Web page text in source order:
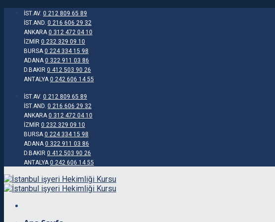
content
İST.AV. 0 212 809 65 89
İST.AND. 0 216 606 29 32
ANKARA0 312 472 04 10
İZMİR 0 232 329 09 10
BURSA0 224 334 15 98
ADANA0 322 911 03 86
D.BAKIR 0 412 503 90 26
ANTALYA0 242 606 14 55
İST.AV. 0 212 809 65 89
İST.AND. 0 216 606 29 32
ANKARA0 312 472 04 10
İZMİR 0 232 329 09 10
BURSA0 224 334 15 98
ADANA0 322 911 03 86
D.BAKIR 0 412 503 90 26
ANTALYA0 242 606 14 55